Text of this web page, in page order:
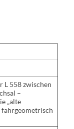
L 558 zwischen
–
„alte
fahrgeometrisch